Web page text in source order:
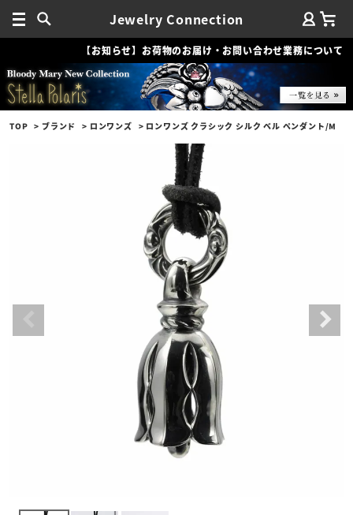
Jewelry Connection
【お知らせ】お荷物のお届け・お問い合わせ業務について
TOP ブランド ロンワンズ ロンワンズ クラシック シルク ベル ペンダント/M